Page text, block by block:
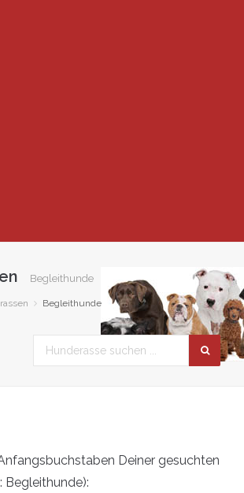
Begleithunde
Begleithunde
Deiner gesuchten
Begleithunde):